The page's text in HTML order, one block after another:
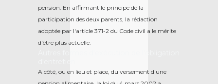
pension. En affirmant le principe de la
participation des deux parents, la rédaction
adoptée par l'article 371-2 du Code civil a le mérite
d'être plus actuelle.
A côté, ou en lieu et place, du versement d'une